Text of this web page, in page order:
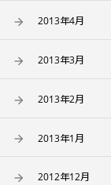
2013年4月
2013年3月
2013年2月
2013年1月
2012年12月